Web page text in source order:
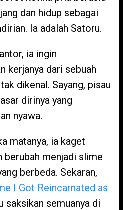
dan hidup sebagai
Ia adalah Satoru.
ia ingin
kerjanya dari sebuah
dikenal. Sayang, pisau
dirinya yang
nyawa.
matanya, ia kaget
berubah menjadi slime
berbeda. Sekaran,
I Got Reincarnated as
saksikan semuanya di